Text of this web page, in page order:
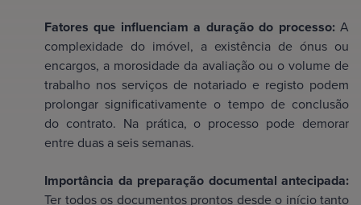
Fatores que influenciam a duração do processo:A
complexidade do imóvel, a existência de ónus ou
encargos, a morosidade da avaliação ou o volume de
trabalho nos serviços de notariado e registo podem
prolongar significativamente o tempo de conclusão
do contrato. Na prática, o processo pode demorar
entre duas a seis semanas.
Importância da preparação documental antecipada:
Ter todos os documentos prontos desde o início tanto